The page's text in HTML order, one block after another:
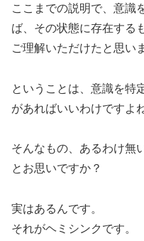
ここまでの説明で、意識
ば、その状態に存在する
ご理解いただけたと思い
ということは、意識を特
があればいいわけですよ
そんなもの、あるわけ無
とお思いですか？
実はあるんです。
それがヘミシンクです。